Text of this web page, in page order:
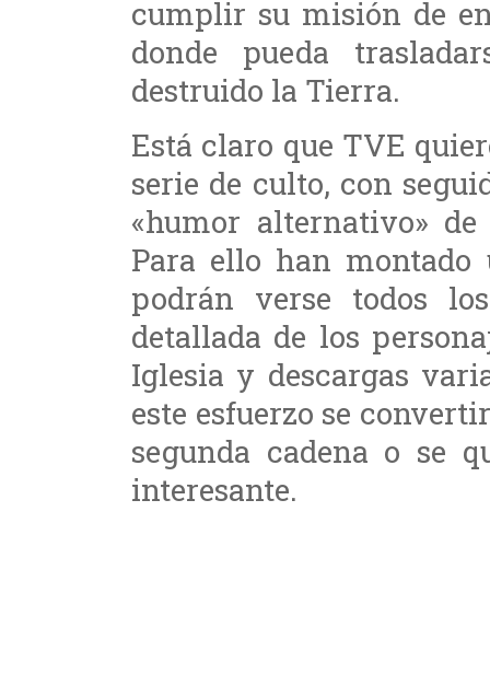
cumplir su misión de
donde pueda
destruido la Tierra.
Está claro que TVE
serie de culto, con
«humor alternativo» de
Para ello han
podrán verse todos
detallada de los
Iglesia y descargas
este esfuerzo se
segunda cadena o se
interesante.